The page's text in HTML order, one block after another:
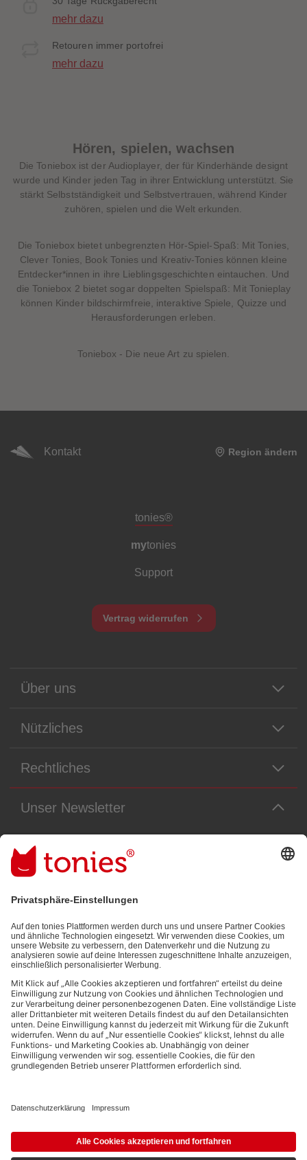
mehr dazu
Retouren immer portofrei
mehr dazu
Hören, spielen, wachsen
Die Toniebox ist der Audioplayer, der für Kinderhände designt
wurde und Kinder jeden Tag in ihrer Entwicklung unterstützt. Sie
stärkt Selbstständigkeit und Selbstvertrauen, während Kinder
zuhören, spielen und die Welt erkunden.
Die Toniebox bietet unbegrenzten Hör-Spiel-Spaß: Mit Tonies,
Clever Tonies, Book Tonies und Kreativ-Tonies können kleine
Entdecker*innen in ihre Lieblingsgeschichten eintauchen. Und
die Toniebox 2 bietet sogar doppelten Spielspaß: Mit Tonieplay
können Kinder bildschirmfreie, interaktive Spiele, Quizze und
Herausforderungen erleben.
Toniebox - Die neue Art zu spielen.
Kontakt Region ändern
Meta-Navigation Footer
tonies®
mytonies
Support
Vertrag widerrufen
Über uns
Nützliches
Rechtliches
Unser Newsletter
E-Mail-Addresse
Mit dem Absenden abonnierst du unseren E-Mail-Newsletter, der auf
und den von dir zu Werbezwecken bereitgestellten
Interaktionsinformationen (z.B. Abspielinformationen) basiert. Du
kannst den Newsletter jederzeit kostenlos abbestellen.
Datenschutzbestimmungen.
Bezahlmethoden:
© 2026 tonies GmbH